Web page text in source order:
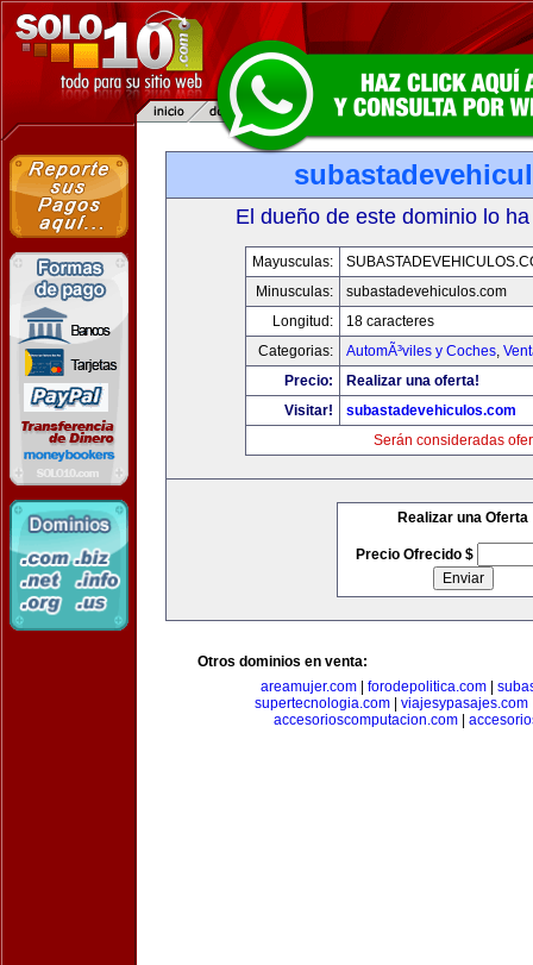
El dueño de este dominio lo
Mayusculas:
Minusculas:
subastadevehiculos.com
Longitud:
18 caracteres
Categorias:
AutomÃ³viles y Coches,
Precio:
Realizar una oferta!
Visitar!
subastadevehiculos.com
Serán consideradas
Realizar una Oferta
Precio Ofrecido $
Otros dominios en venta:
areamujer.com
forodepolitica.com
supertecnologia.com| viajesypasajes.com
accesorioscomputacion.com